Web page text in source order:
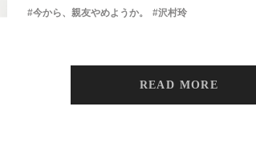
#今から、親友やめようか。 #沢村玲
READ MORE